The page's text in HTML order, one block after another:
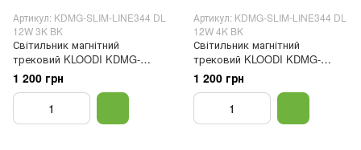
Артикул: KDMG-SLIM-LINE344 DL
12W 3K BK
Світильник магнітний
трековий KLOODI KDMG-
SLIM-LINE344 DL 12W 3K BK
1 200 грн
Артикул: KDMG-SLIM-LINE344 DL
12W 4K BK
Світильник магнітний
трековий KLOODI KDMG-
SLIM-LINE344 DL 12W 4K BK
1 200 грн